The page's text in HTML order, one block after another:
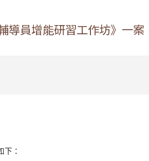
導員增能研習工作坊》一案
：